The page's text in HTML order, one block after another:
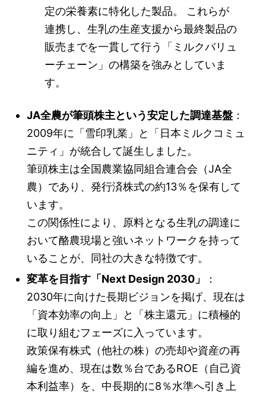
定の栄養素に特化した製品。 これらが
連携し、生乳の生産支援から最終製品の
販売までを一貫して行う「ミルクバリュ
ーチェーン」の構築を強みとしていま
す。
JA全農が筆頭株主という安定した調達基盤 ：
2009年に「雪印乳業」と「日本ミルクコミュ
ニティ」が統合して誕生しました。
筆頭株主は全国農業協同組合連合会（JA全
農）であり、発行済株式の約13％を保有して
います。
この関係性により、原料となる生乳の調達に
おいて酪農現場と強いネットワークを持って
いることが、同社の大きな特徴です。
変革を目指す「Next Design 2030」
：
2030年に向けた長期ビジョンを掲げ、現在は
「資本効率の向上」と「株主還元」に積極的
に取り組むフェーズに入っています。
政策保有株式（他社の株）の売却や資産の再
編を進め、現在は数％台であるROE（自己資
本利益率）を、中長期的に8％水準へ引き上